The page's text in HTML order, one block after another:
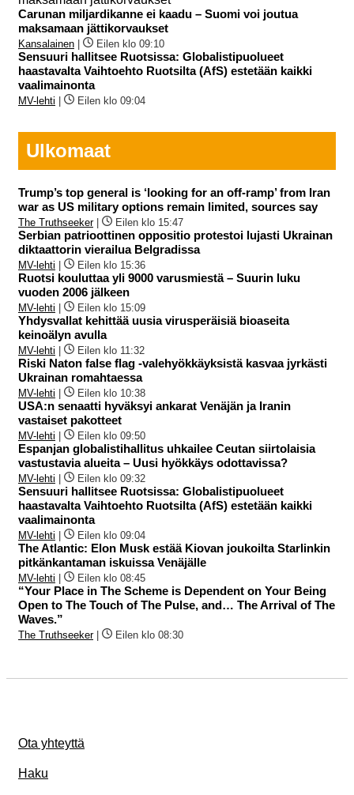
Carunan miljardikanne ei kaadu – Suomi voi joutua
maksamaan jättikorvaukset
Kansalainen Eilen klo 09:10
Sensuuri hallitsee Ruotsissa: Globalistipuolueet
haastavalta Vaihtoehto Ruotsilta (AfS) estetään kaikki
vaalimainonta
MV-lehti Eilen klo 09:04
Ulkomaat
Trump’s top general is ‘looking for an off-ramp’ from Iran
war as US military options remain limited, sources say
The Truthseeker| Eilen klo 15:47
Serbian patrioottinen oppositio protestoi lujasti Ukrainan
diktaattorin vierailua Belgradissa
MV-lehti | Eilen klo 15:36
Ruotsi kouluttaa yli 9000 varusmiestä – Suurin luku
vuoden 2006 jälkeen
MV-lehti | Eilen klo 15:09
Yhdysvallat kehittää uusia virusperäisiä bioaseita
keinoälyn avulla
MV-lehti | Eilen klo 11:32
Riski Naton false flag -valehyökkäyksistä kasvaa jyrkästi
Ukrainan romahtaessa
MV-lehti | Eilen klo 10:38
USA:n senaatti hyväksyi ankarat Venäjän ja Iranin
vastaiset pakotteet
MV-lehti | Eilen klo 09:50
Espanjan globalistihallitus uhkailee Ceutan siirtolaisia
vastustavia alueita – Uusi hyökkäys odottavissa?
MV-lehti | Eilen klo 09:32
Sensuuri hallitsee Ruotsissa: Globalistipuolueet
haastavalta Vaihtoehto Ruotsilta (AfS) estetään kaikki
vaalimainonta
MV-lehti | Eilen klo 09:04
The Atlantic: Elon Musk estää Kiovan joukoilta Starlinkin
pitkänkantaman iskuissa Venäjälle
MV-lehti | Eilen klo 08:45
“Your Place in The Scheme is Dependent on Your Being
Open to The Touch of The Pulse, and… The Arrival of The
Waves.”
The Truthseeker| Eilen klo 08:30
Ota yhteyttä
Haku